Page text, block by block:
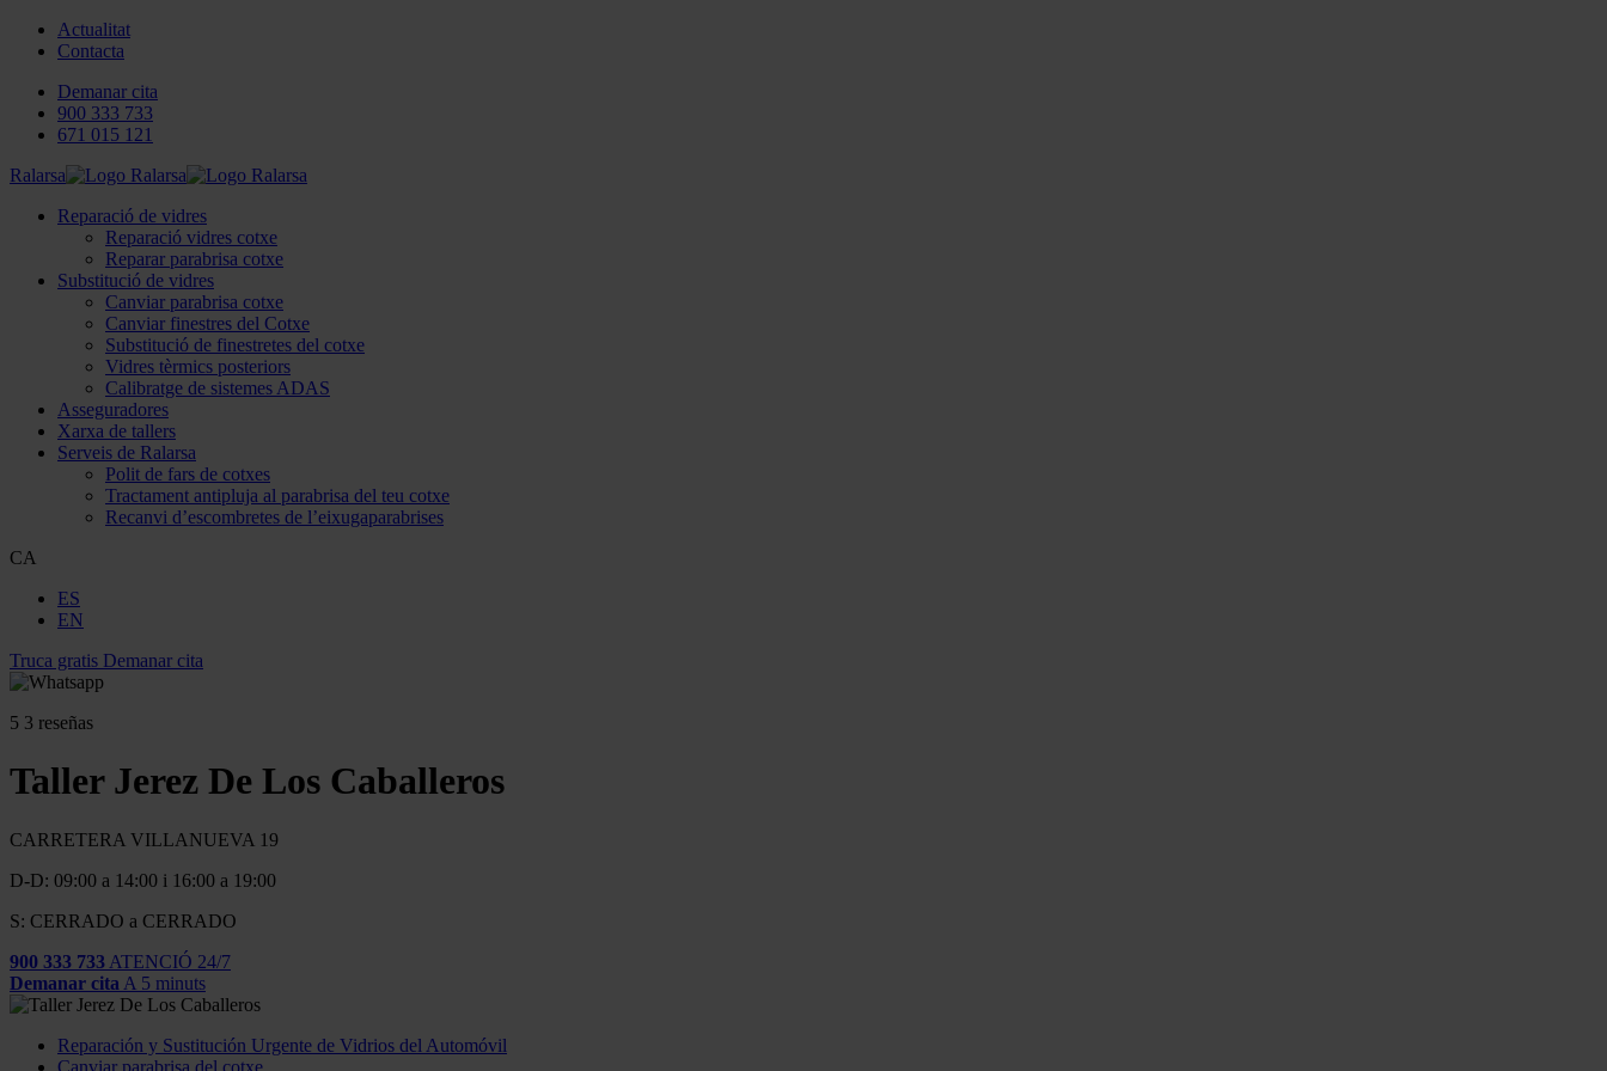
Actualitat
Contacta
Demanar cita
900 333 733
671 015 121
Ralarsa
Reparació de vidres
Reparació vidres cotxe
Reparar parabrisa cotxe
Substitució de vidres
Canviar parabrisa cotxe
Canviar finestres del Cotxe
Substitució de finestretes del cotxe
Vidres tèrmics posteriors
Calibratge de sistemes ADAS
Asseguradores
Xarxa de tallers
Serveis de Ralarsa
Polit de fars de cotxes
Tractament antipluja al parabrisa del teu cotxe
Recanvi d’escombretes de l’eixugaparabrises
CA
ES
EN
Truca gratis Demanar cita
5 3 reseñas
Taller Jerez De Los Caballeros
CARRETERA VILLANUEVA 19
D-D: 09:00 a 14:00 i 16:00 a 19:00
S: CERRADO a CERRADO
900 333 733 ATENCIÓ 24/7
Demanar cita A 5 minuts
Reparación y Sustitución Urgente de Vidrios del Automóvil
Canviar parabrisa del cotxe